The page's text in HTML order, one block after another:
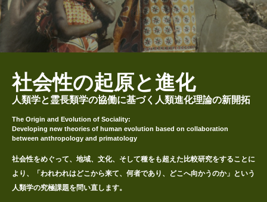
社会性の起原と進化
人類学と霊長類学の協働に基づく人類進化理論の新開拓
The Origin and Evolution of Sociality:
Developing new theories of human evolution based on collaboration
between anthropology and primatology
社会性をめぐって、地域、文化、そして種をも超えた比較研究をすることに
より、「われわれはどこから来て、何者であり、どこへ向かうのか」という
人類学の究極課題を問い直します。